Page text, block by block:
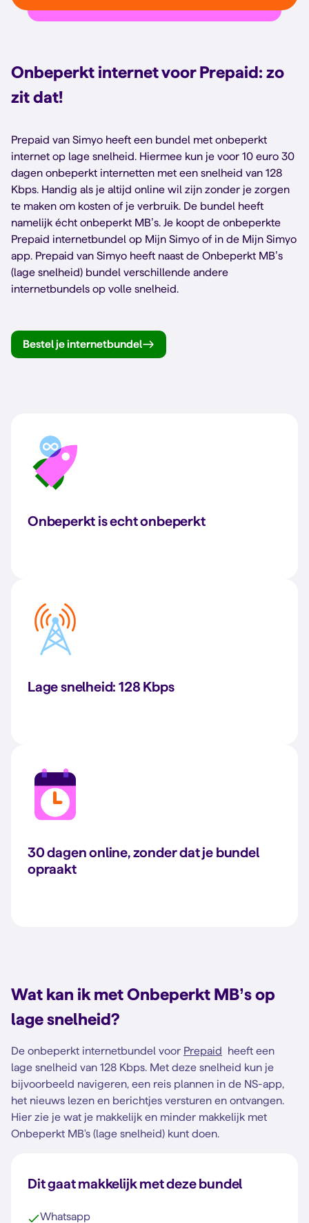
Onbeperkt internet voor Prepaid: zo
zit dat!
Prepaid van Simyo heeft een bundel met onbeperkt
internet op lage snelheid. Hiermee kun je voor 10 euro 30
dagen onbeperkt internetten met een snelheid van 128
Kbps. Handig als je altijd online wil zijn zonder je zorgen
te maken om kosten of je verbruik. De bundel heeft
namelijk écht onbeperkt MB’s. Je koopt de onbeperkte
Prepaid internetbundel op Mijn Simyo of in de Mijn Simyo
app. Prepaid van Simyo heeft naast de Onbeperkt MB’s
(lage snelheid) bundel verschillende andere
internetbundels op volle snelheid.
Bestel je internetbundel
Onbeperkt is echt onbeperkt
Lage snelheid: 128 Kbps
30 dagen online, zonder dat je bundel
opraakt
Wat kan ik met Onbeperkt MB’s op
lage snelheid?
De onbeperkt internetbundel voor Prepaid heeft een
lage snelheid van 128 Kbps. Met deze snelheid kun je
bijvoorbeeld navigeren, een reis plannen in de NS-app,
het nieuws lezen en berichtjes versturen en ontvangen.
Hier zie je wat je makkelijk en minder makkelijk met
Onbeperkt MB's (lage snelheid) kunt doen.
Dit gaat makkelijk met deze bundel
Whatsapp